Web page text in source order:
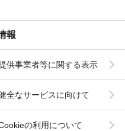
報
供事業者等に関する表示
全なサービスに向けて
の利用について